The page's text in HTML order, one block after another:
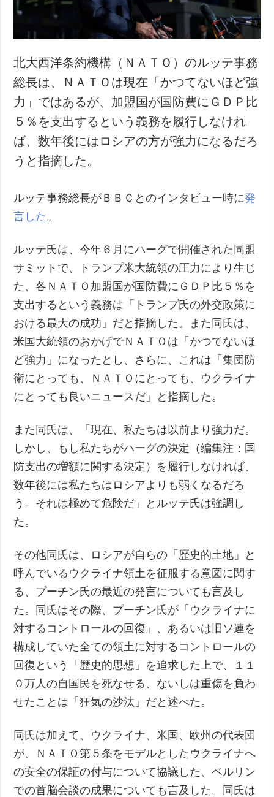
北大西洋条約機構（ＮＡＴＯ）のルッテ事務
総長は、ＮＡＴＯは現在「かつてないほど強
力」ではあるが、加盟国が国防費にＧＤＰ比
５％を支出するという義務を履行しなけれ
ば、数年後にはロシアの方が強力になるだろ
うと指摘した。
ルッテ事務総長がＢＢＣとのインタビュー時に発
言した 。
ルッテ氏は、今年６月にハーグで開催された同盟
サミットで、トランプ米大統領の圧力により生じ
た、各ＮＡＴＯ加盟国が国防費にＧＤＰ比５％を
支出するという義務は「トランプ氏の外交政策に
おける最大の成功」だと指摘した。また同氏は、
米国大統領のおかげでＮＡＴＯは「かつてないほ
ど強力」になったとし、さらに、これは「集団防
衛にとっても、ＮＡＴＯにとっても、ウクライナ
にとっても良いニュースだ」と指摘した。
また同氏は、「現在、私たちは以前より強力だ。
しかし、もし私たちがハーグの決定（編集注：国
防支出の増額に関する決定）を履行しなければ、
数年後には私たちはロシアよりも弱くなるだろ
う。それは極めて危険だ」とルッテ氏は強調し
た。
その他同氏は、ロシアが自らの「歴史的土地」と
呼んでいるウクライナ領土を征服する意図に関す
る、プーチン氏の最近の発言についても言及し
た。同氏はその際、プーチン氏が「ウクライナに
対するコントロールの回復」、あるいは旧ソ連を
構成していた全ての領土に対するコントロールの
回復という「歴史的思想」を追求した上で、１１
０万人の自国民を死なせる、ないしは重傷を負わ
せたことは「狂気の沙汰」だと述べた。
同氏は加えて、ウクライナ、米国、欧州の代表団
が、ＮＡＴＯ第５条をモデルとしたウクライナへ
の安全の保証の付与について協議した、ベルリン
での首脳会談の成果についても言及した。同氏は